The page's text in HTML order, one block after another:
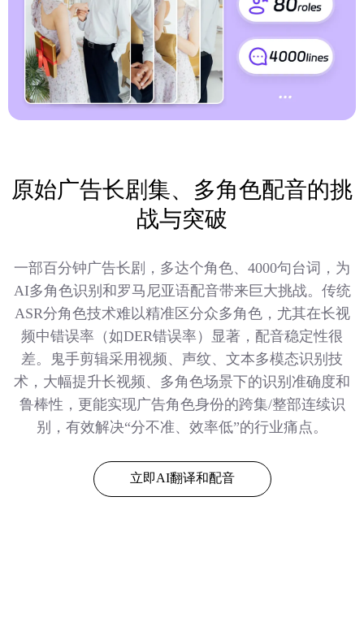
原始广告长剧集、多角色配音的挑
战与突破
一部百分钟广告长剧，多达个角色、4000句台词，为
AI多角色识别和罗马尼亚语配音带来巨大挑战。传统
ASR分角色技术难以精准区分众多角色，尤其在长视
频中错误率（如DER错误率）显著，配音稳定性很
差。鬼手剪辑采用视频、声纹、文本多模态识别技
术，大幅提升长视频、多角色场景下的识别准确度和
鲁棒性，更能实现广告角色身份的跨集/整部连续识
别，有效解决“分不准、效率低”的行业痛点。
立即AI翻译和配音